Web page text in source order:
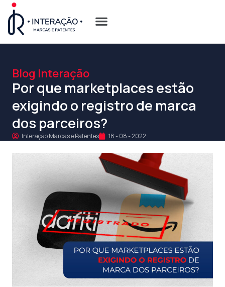
Blog Interação
Por que marketplaces estão
exigindo o registro de marca
dos parceiros?
Interação Marcas e Patentes 18 - 08 - 2022